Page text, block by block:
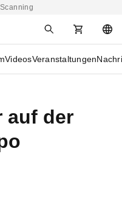
VideosVeranstaltungen
auf der